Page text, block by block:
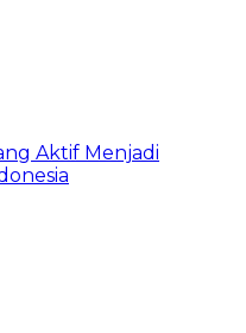
Aktif Menjadi